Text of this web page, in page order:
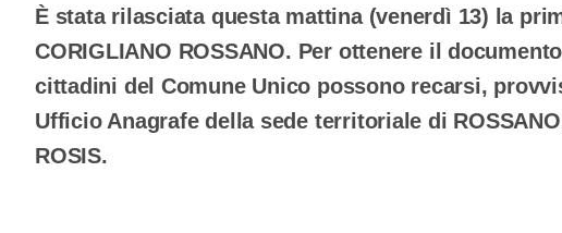
È stata rilasciata questa mattina (venerdì 13) la
CORIGLIANO ROSSANO. Per ottenere il
cittadini del Comune Unico possono recarsi,
Ufficio Anagrafe della sede territoriale di
ROSIS.